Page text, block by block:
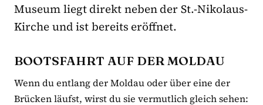
Museum liegt direkt neben der St.-Nikolaus-
Kirche und ist bereits eröffnet.
BOOTSFAHRT AUF DER MOLDAU
Wenn du entlang der Moldau oder über eine der
Brücken läufst, wirst du sie vermutlich gleich sehen: